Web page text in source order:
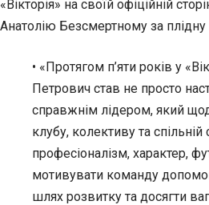
«Вікторія» на своїй офіційній
Анатолію Безсмертному за плідну
• «Протягом п’яти років у
Петрович став не просто
справжнім лідером, який
клубу, колективу та спільній
професіоналізм, характер,
мотивувати команду
шлях розвитку та досягти